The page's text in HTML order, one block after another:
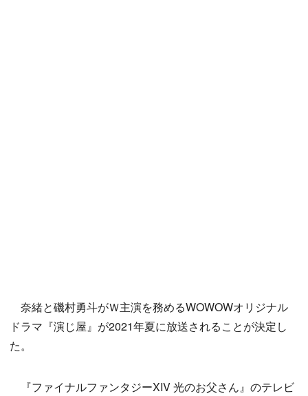
奈緒と磯村勇斗がＷ主演を務めるWOWOWオリジナル
ドラマ『演じ屋』が2021年夏に放送されることが決定し
た。
『ファイナルファンタジーXIV 光のお父さん』のテレビ